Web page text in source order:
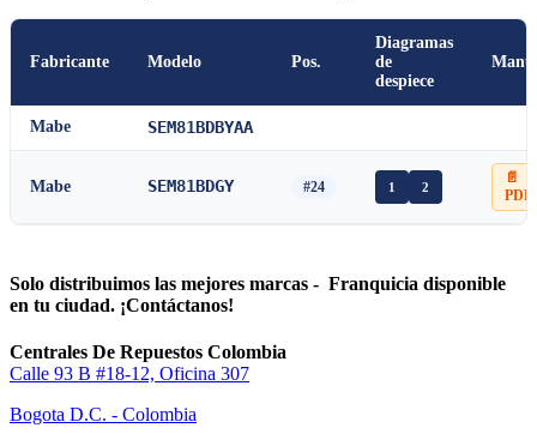
Fabricante Modelo Pos.
Diagramas
de
despiece
Mabe SEM81BDBYAA
Mabe SEM81BDGY #24 1 2
📄
PDF
Solo distribuimos las mejores marcas - Franquicia disponible
en tu ciudad. ¡Contáctanos!
Centrales De Repuestos Colombia
Calle 93 B #18-12, Oficina 307
Bogota D.C. - Colombia